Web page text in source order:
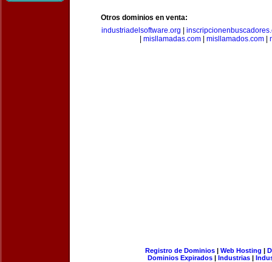
Otros dominios en venta:
industriadelsoftware.org
misllamadas.com| misllamados.com|
Registro de Dominios| Web Hosting |
Dominios Expirados | Industrias |